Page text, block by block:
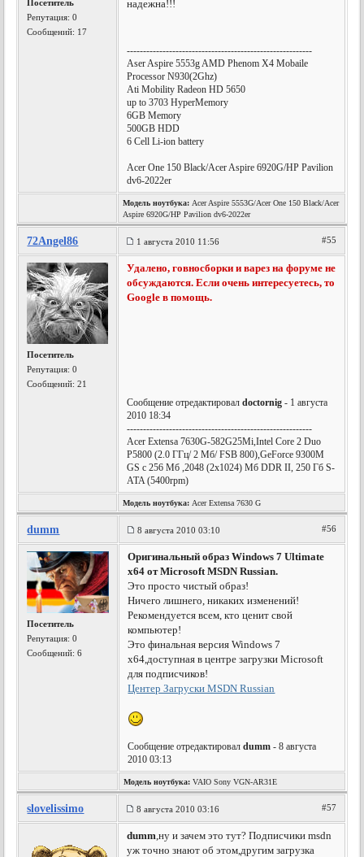
Посетитель
Репутация:0
Сообщений: 17
надежна!!!
---------------------------------------------------------
Aser Aspire 5553g AMD Phenom X4 Mobaile
Processor N930(2Ghz)
Ati Mobility Radeon HD 5650
up to 3703 HyperMemory
6GB Memory
500GB HDD
6 Cell Li-ion battery
Acer One 150 Black/Acer Aspire 6920G/HP Pavilion
dv6-2022er
Модель ноутбука: Acer Aspire 5553G/Acer One 150 Black/Acer
Aspire 6920G/HP Pavilion dv6-2022er
72Angel86 1 августа 2010 11:56 #55
Посетитель
Репутация:0
Сообщений: 21
Удалено, говносборки и варез на форуме не
обсуждаются. Если очень интересуетесь, то
Google в помощь.
Сообщение отредактировалdoctornig - 1 августа
2010 18:34
---------------------------------------------------------
Acer Extensa 7630G-582G25Mi,Intel Core 2 Duo
P5800 (2.0 ГГц/ 2 Мб/ FSB 800),GeForce 9300M
GS с 256 Мб ,2048 (2x1024) Мб DDR II, 250 Гб S-
ATA (5400rpm)
Модель ноутбука: Acer Extensa 7630 G
dumm 8 августа 2010 03:10 #56
Посетитель
Репутация:0
Сообщений: 6
Оригинальный образ Windows 7 Ultimate
х64 от Microsoft MSDN Russian.
Это просто чистый образ!
Ничего лишнего, никаких изменений!
Рекомендуется всем, кто ценит свой
компьютер!
Это финальная версия Windows 7
х64,доступная в центре загрузки Microsoft
для подписчиков!
Центер Загруски MSDN Russian
Сообщение отредактировалdumm - 8 августа
2010 03:13
Модель ноутбука: VAIO Sony VGN-AR31E
slovelissimo 8 августа 2010 03:16 #57
dumm,ну и зачем это тут? Подписчики msdn
уж точно знают об этом,другим загрузка